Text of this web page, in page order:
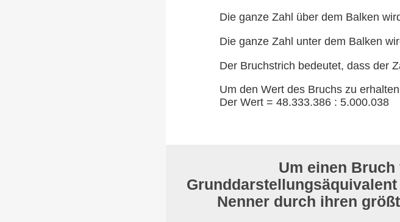
Die ganze Zahl über dem Balken
Die ganze Zahl unter dem Balken
Der Bruchstrich bedeutet, dass der
Um den Wert des Bruchs zu
Der Wert = 48.333.386 : 5.000.038
Um einen
Nenner durch ihren